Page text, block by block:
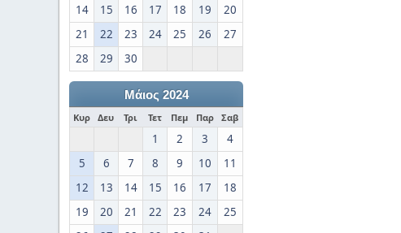
14
15 16 17 18 19
20
21
22 23 24 25 26
27
28
29 30
Μάιος 2024
Κυρ Δευ Τρι Τετ Πεμ Παρ Σαβ
1 2 3
4
5
6 7 8 9 10
11
12
13 14 15 16 17
18
19
20 21 22 23 24
25